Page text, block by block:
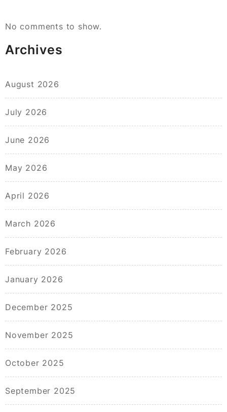
No comments to show.
Archives
August 2026
July 2026
June 2026
May 2026
April 2026
March 2026
February 2026
January 2026
December 2025
November 2025
October 2025
September 2025